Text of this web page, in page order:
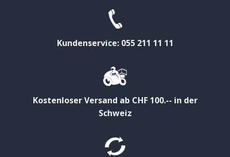
Kundenservice: 055 211 11 11
Kostenloser Versand ab CHF 100.-- in der
Schweiz